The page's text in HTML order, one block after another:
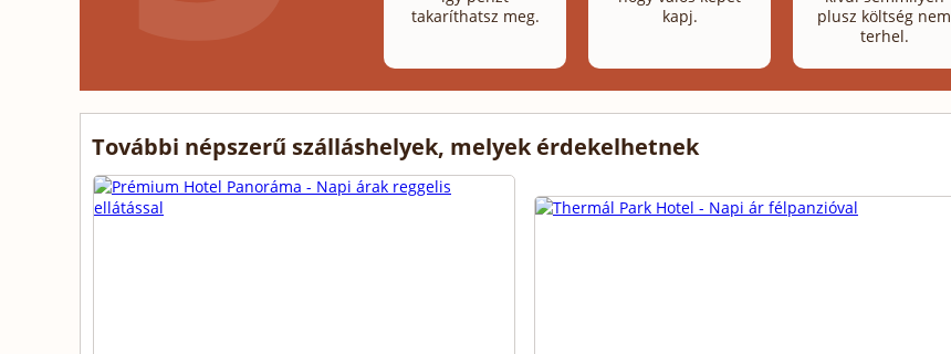
takaríthatsz meg.
kapj.
plusz költség nem
terhel.
További népszerű szálláshelyek, melyek érdekelhetnek